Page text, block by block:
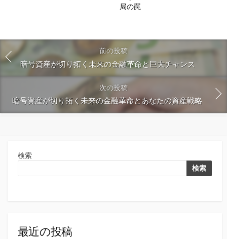
局の罠
前の投稿
暗号資産が切り拓く未来の金融革命と巨大チャンス
次の投稿
暗号資産が切り拓く未来の金融革命とあなたの資産戦略
検索
検索
最近の投稿